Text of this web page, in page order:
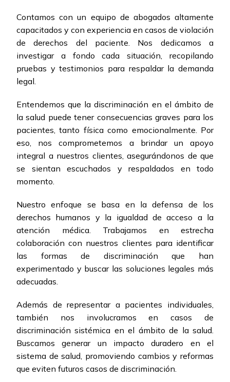
Contamos con un equipo de abogados altamente
capacitados y con experiencia en casos de violación
de derechos del paciente. Nos dedicamos a
investigar a fondo cada situación, recopilando
pruebas y testimonios para respaldar la demanda
legal.
Entendemos que la discriminación en el ámbito de
la salud puede tener consecuencias graves para los
pacientes, tanto física como emocionalmente. Por
eso, nos comprometemos a brindar un apoyo
integral a nuestros clientes, asegurándonos de que
se sientan escuchados y respaldados en todo
momento.
Nuestro enfoque se basa en la defensa de los
derechos humanos y la igualdad de acceso a la
atención médica. Trabajamos en estrecha
colaboración con nuestros clientes para identificar
las formas de discriminación que han
experimentado y buscar las soluciones legales más
adecuadas.
Además de representar a pacientes individuales,
también nos involucramos en casos de
discriminación sistémica en el ámbito de la salud.
Buscamos generar un impacto duradero en el
sistema de salud, promoviendo cambios y reformas
que eviten futuros casos de discriminación.